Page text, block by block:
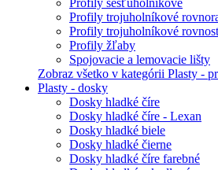
Profily šesťuholníkové
Profily trojuholníkové
Profily trojuholníkové
Profily žľaby
Spojovacie a lemovacie lišty
Zobraz všetko v kategórii Plasty -
Plasty - dosky
Dosky hladké číre
Dosky hladké číre - Lexan
Dosky hladké biele
Dosky hladké čierne
Dosky hladké číre farebné